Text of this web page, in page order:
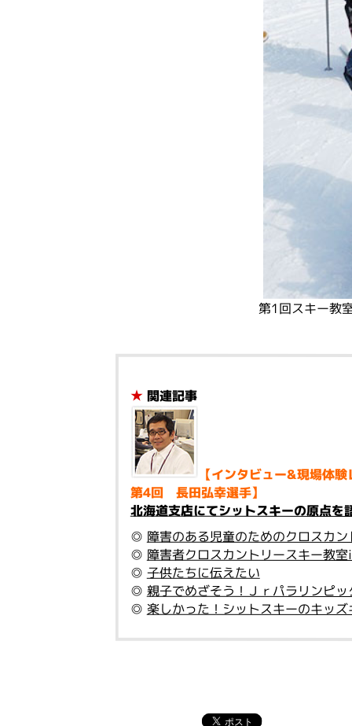
第1回スキー教
★ 関連記事
【インタビュー&現場体
第4回 長田弘幸選手】
北海道支店にてシットスキーの原点を
◎ 障害のある児童のためのクロスカ
◎ 障害者クロスカントリースキー教
◎ 子供たちに伝えたい
◎ 親子でめざそう！Ｊｒパラリンピッ
◎ 楽しかった！シットスキーのキッズ